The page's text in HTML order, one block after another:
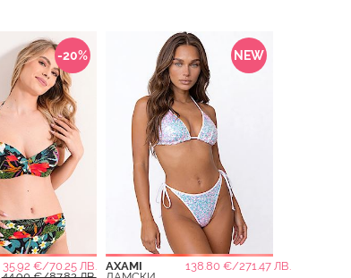
-20%
35.92 €/70.25 ЛВ.
NEW
AXAMI
138.80 €/271.47 ЛВ.